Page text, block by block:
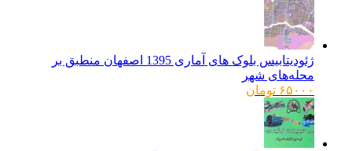
ژئودیتابیس بلوک های آماری 1395 اصفهان منطبق بر
محله‌های شهر
۶۵۰۰۰ تومان